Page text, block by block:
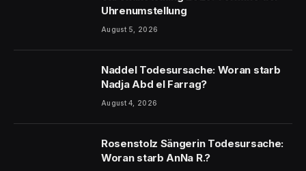
Uhrenumstellung
August 5, 2026
Naddel Todesursache: Woran starb
Nadja Abd el Farrag?
August 4, 2026
Rosenstolz Sängerin Todesursache:
Woran starb AnNa R.?